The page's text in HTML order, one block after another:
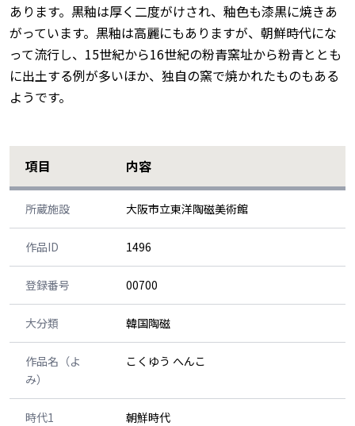
あります。黒釉は厚く二度がけされ、釉色も漆黒に焼きあ
がっています。黒釉は高麗にもありますが、朝鮮時代にな
って流行し、15世紀から16世紀の粉青窯址から粉青ととも
に出土する例が多いほか、独自の窯で焼かれたものもある
ようです。
項目 内容
所蔵施設 大阪市立東洋陶磁美術館
作品ID 1496
登録番号 00700
大分類 韓国陶磁
作品名（よ
み）
こくゆう へんこ
時代1 朝鮮時代